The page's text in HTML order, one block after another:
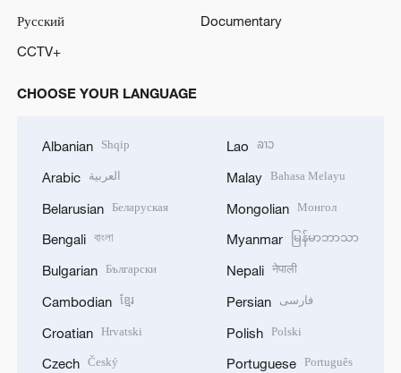
Русский
Documentary
CCTV+
CHOOSE YOUR LANGUAGE
Albanian Shqip
Arabic العربية
Belarusian Беларуская
Bengali বাংলা
Bulgarian Български
Cambodian ខ្មែរ
Croatian Hrvatski
Czech Český
Lao ລາວ
Malay Bahasa Melayu
Mongolian Монгол
Myanmar မြန်မာဘာသာ
Nepali नेपाली
Persian فارسی
Polish Polski
Portuguese Português